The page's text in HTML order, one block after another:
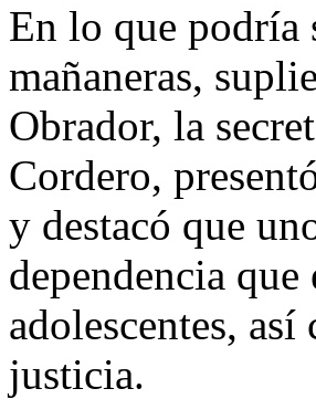
En lo que podría
mañaneras,
Obrador, la
Cordero,
y destacó que
dependencia
adolescentes,
justicia.